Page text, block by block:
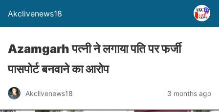
Akclivenews18
Azamgarh पत्नी ने लगाया पति पर फर्जी
पासपोर्ट बनवाने का आरोप
Akclivenews18 3 months ago